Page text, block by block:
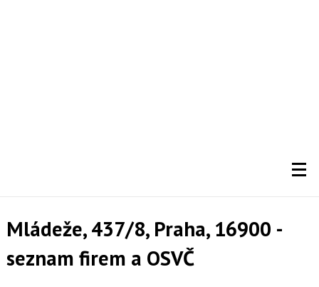
Mládeže, 437/8, Praha, 16900 -
seznam firem a OSVČ